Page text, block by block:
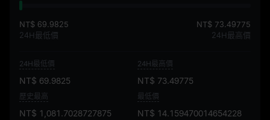
NT$ 69.9825
24H最低價
NT$ 73.49775
24H最高價
24H最低價
NT$ 69.9825
24H最高價
NT$ 73.49775
歷史最高
NT$ 1,081.7028727875
最低價
NT$ 14.159470014654228